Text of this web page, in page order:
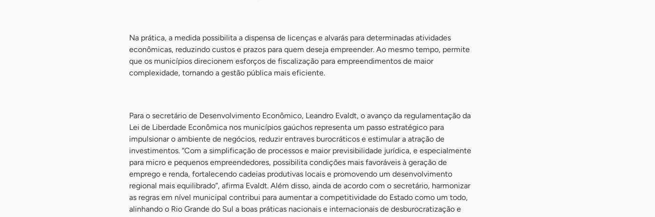
Na prática, a medida possibilita a dispensa de licenças e alvarás para determinadas atividades
econômicas, reduzindo custos e prazos para quem deseja empreender. Ao mesmo tempo, permite
que os municípios direcionem esforços de fiscalização para empreendimentos de maior
complexidade, tornando a gestão pública mais eficiente.
Para o secretário de Desenvolvimento Econômico, Leandro Evaldt, o avanço da regulamentação da
Lei de Liberdade Econômica nos municípios gaúchos representa um passo estratégico para
impulsionar o ambiente de negócios, reduzir entraves burocráticos e estimular a atração de
investimentos. “Com a simplificação de processos e maior previsibilidade jurídica, e especialmente
para micro e pequenos empreendedores, possibilita condições mais favoráveis à geração de
emprego e renda, fortalecendo cadeias produtivas locais e promovendo um desenvolvimento
regional mais equilibrado”, afirma Evaldt. Além disso, ainda de acordo com o secretário, harmonizar
as regras em nível municipal contribui para aumentar a competitividade do Estado como um todo,
alinhando o Rio Grande do Sul a boas práticas nacionais e internacionais de desburocratização e